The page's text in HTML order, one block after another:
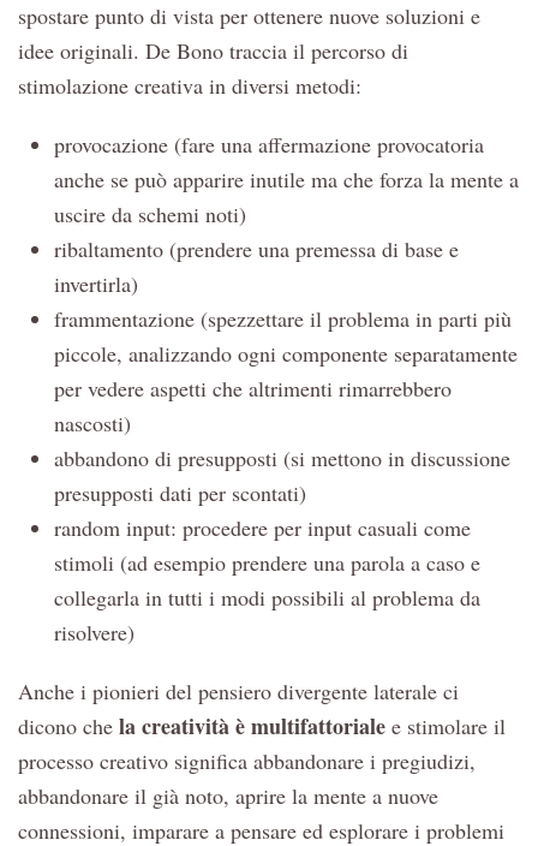
spostare punto di vista per ottenere nuove soluzioni e
idee originali. De Bono traccia il percorso di
stimolazione creativa in diversi metodi:
provocazione (fare una affermazione provocatoria
anche se può apparire inutile ma che forza la mente a
uscire da schemi noti)
ribaltamento (prendere una premessa di base e
invertirla)
frammentazione (spezzettare il problema in parti più
piccole, analizzando ogni componente separatamente
per vedere aspetti che altrimenti rimarrebbero
nascosti)
abbandono di presupposti (si mettono in discussione
presupposti dati per scontati)
random input: procedere per input casuali come
stimoli (ad esempio prendere una parola a caso e
collegarla in tutti i modi possibili al problema da
risolvere)
Anche i pionieri del pensiero divergente laterale ci
dicono che la creatività è multifattoriale e stimolare il
processo creativo significa abbandonare i pregiudizi,
abbandonare il già noto, aprire la mente a nuove
connessioni, imparare a pensare ed esplorare i problemi